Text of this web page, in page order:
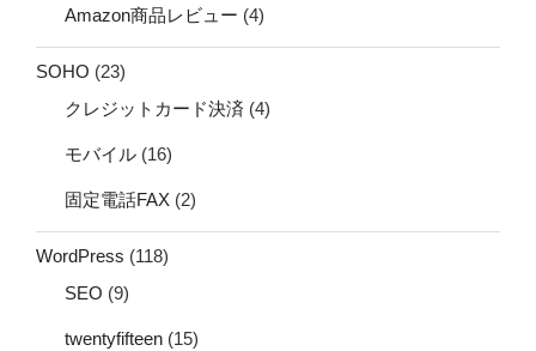
Amazon商品レビュー (4)
SOHO (23)
クレジットカード決済 (4)
モバイル (16)
固定電話FAX (2)
WordPress (118)
SEO (9)
twentyfifteen (15)